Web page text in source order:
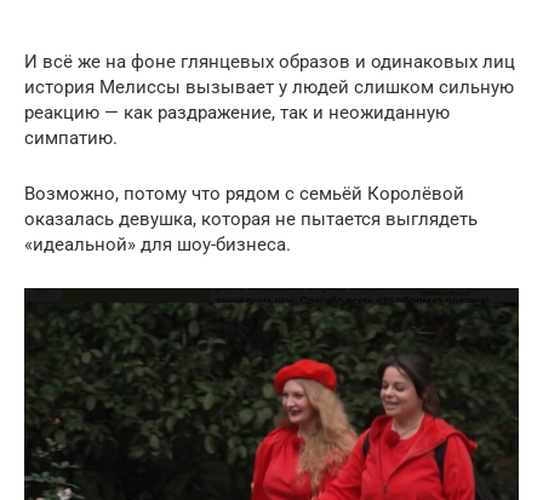
И всё же на фоне глянцевых образов и одинаковых лиц
история Мелиссы вызывает у людей слишком сильную
реакцию — как раздражение, так и неожиданную
симпатию.
Возможно, потому что рядом с семьёй Королёвой
оказалась девушка, которая не пытается выглядеть
«идеальной» для шоу-бизнеса.